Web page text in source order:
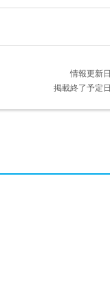
情報更新
掲載終了予定